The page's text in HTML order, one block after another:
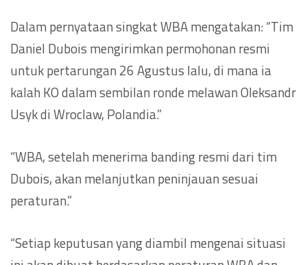
Dalam pernyataan singkat WBA mengatakan: “Tim
Daniel Dubois mengirimkan permohonan resmi
untuk pertarungan 26 Agustus lalu, di mana ia
kalah KO dalam sembilan ronde melawan Oleksandr
Usyk di Wroclaw, Polandia.”
“WBA, setelah menerima banding resmi dari tim
Dubois, akan melanjutkan peninjauan sesuai
peraturan.”
“Setiap keputusan yang diambil mengenai situasi